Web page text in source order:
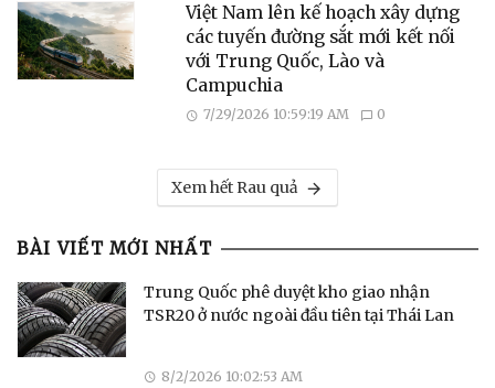
Việt Nam lên kế hoạch xây dựng
các tuyến đường sắt mới kết nối
với Trung Quốc, Lào và
Campuchia
7/29/2026 10:59:19 AM 0
Xem hết Rau quả
BÀI VIẾT MỚI NHẤT
Trung Quốc phê duyệt kho giao nhận
TSR20 ở nước ngoài đầu tiên tại Thái Lan
8/2/2026 10:02:53 AM